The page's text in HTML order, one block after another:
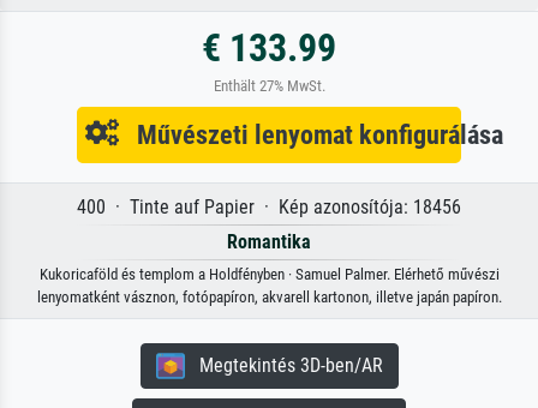
€ 133.99
Enthält 27% MwSt.
Művészeti lenyomat konfigurálása
400 · Tinte auf Papier · Kép azonosítója: 18456
Romantika
Kukoricaföld és templom a Holdfényben · Samuel Palmer. Elérhető művészi
lenyomatként vásznon, fotópapíron, akvarell kartonon, illetve japán papíron.
Megtekintés 3D-ben/AR